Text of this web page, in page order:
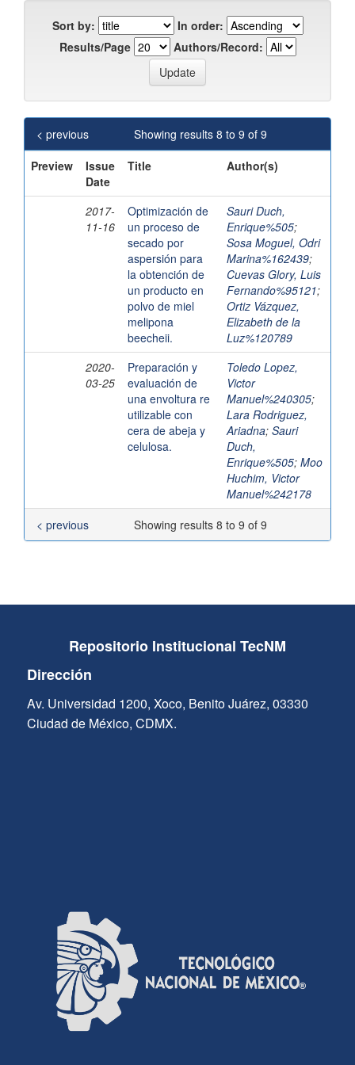
Sort by:
In order:
Results/Page
Authors/Record:
Showing results 8 to 9 of 9
< previous
Preview
Issue
Date
Title Author(s)
2017-
11-16
Optimización de
un proceso de
secado por
aspersión para
la obtención de
un producto en
polvo de miel
melipona
beecheii.
Sauri Duch,
Enrique%505;
Sosa Moguel, Odri
Marina%162439;
Cuevas Glory, Luis
Fernando%95121;
Ortiz Vázquez,
Elizabeth de la
Luz%120789
2020-
03-25
Preparación y
evaluación de
una envoltura re
utilizable con
cera de abeja y
celulosa.
Toledo Lopez,
Victor
Manuel%240305;
Lara Rodriguez,
Ariadna; Sauri
Duch,
Enrique%505; Moo
Huchim, Victor
Manuel%242178
Showing results 8 to 9 of 9
< previous
Repositorio Institucional TecNM
Dirección
Av. Universidad 1200, Xoco, Benito Juárez, 03330
Ciudad de México, CDMX.